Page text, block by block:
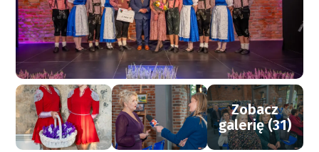
Zobacz
galerię (31)